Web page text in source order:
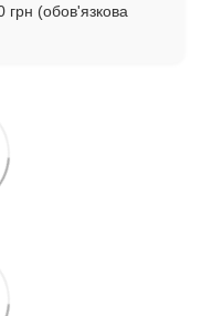
грн (обов'язкова